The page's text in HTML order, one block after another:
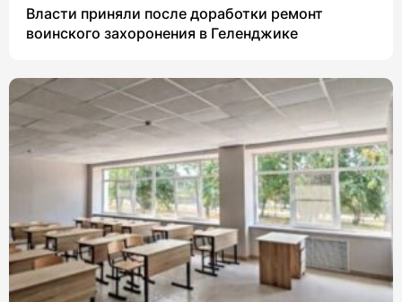
Власти приняли после доработки ремонт
воинского захоронения в Геленджике